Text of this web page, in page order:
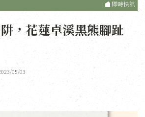
即時快訊
，花蓮卓溪黑熊腳趾
05/03